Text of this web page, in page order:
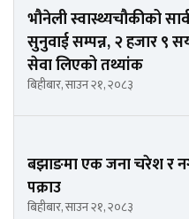
भौनेली स्वास्थ्यचौकीको
सुनुवाई सम्पन्न, २ हजार ९
सेवा लिएको तथ्यांक
बिहीबार, साउन २१, २०८३
बझाङमा एक जना चरेश र
पक्राउ
बिहीबार, साउन २१, २०८३